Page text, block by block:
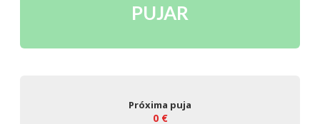
PUJAR
Próxima puja
0 €